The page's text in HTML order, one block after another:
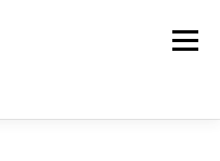
Menu